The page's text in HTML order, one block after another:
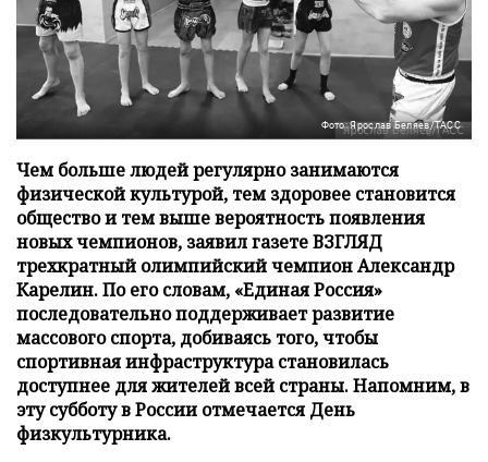
Фото: Ярослав Беляев/ТАСС
Чем больше людей регулярно занимаются
физической культурой, тем здоровее становится
общество и тем выше вероятность появления
новых чемпионов, заявил газете ВЗГЛЯД
трехкратный олимпийский чемпион Александр
Карелин. По его словам, «Единая Россия»
последовательно поддерживает развитие
массового спорта, добиваясь того, чтобы
спортивная инфраструктура становилась
доступнее для жителей всей страны. Напомним, в
эту субботу в России отмечается День
физкультурника.